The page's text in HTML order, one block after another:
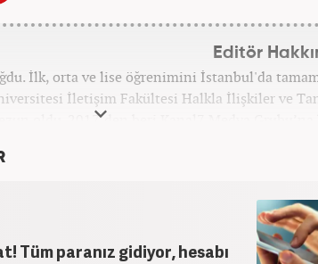
Editör
İlk, orta ve lise öğrenimini İstanbul'da
İletişim Fakültesi Halkla İlişkiler ve
oldu. 2017’den beri Kanal7 Medya Grubu’na
Tüm paranız gidiyor, hesabı